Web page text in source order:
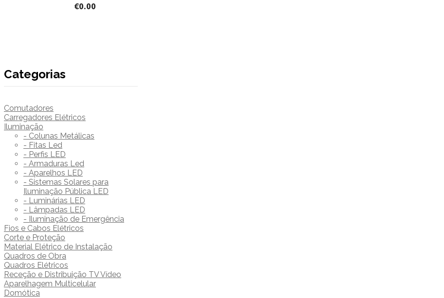
€0.00
Categorias
Comutadores
Carregadores Elétricos
Iluminação
- Colunas Metálicas
- Fitas Led
- Perfis LED
- Armaduras Led
- Aparelhos LED
- Sistemas Solares para
Iluminação Pública LED
- Luminárias LED
- Lâmpadas LED
- Iluminação de Emergência
Fios e Cabos Elétricos
Corte e Proteção
Material Elétrico de Instalação
Quadros de Obra
Quadros Elétricos
Receção e Distribuição TV Vídeo
Aparelhagem Multicelular
Domótica